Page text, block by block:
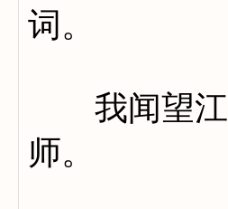
词。
我闻望江
师。